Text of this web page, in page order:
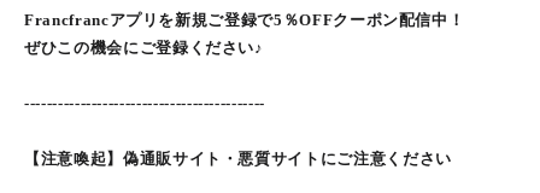
Francfrancアプリを新規ご登録で5％OFFクーポン配信中！
ぜひこの機会にご登録ください♪
-------------------------------------------
【注意喚起】偽通販サイト・悪質サイトにご注意ください